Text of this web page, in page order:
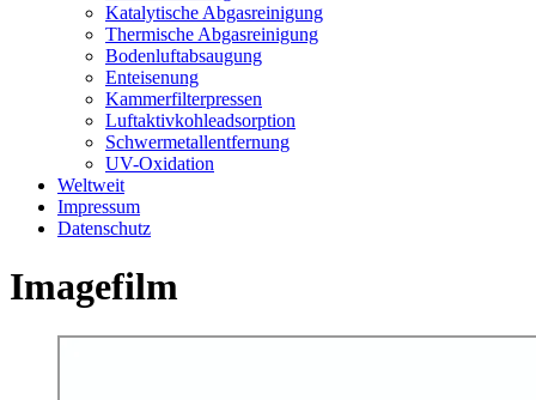
Katalytische Abgasreinigung
Thermische Abgasreinigung
Bodenluftabsaugung
Enteisenung
Kammerfilterpressen
Luftaktivkohleadsorption
Schwermetallentfernung
UV-Oxidation
Weltweit
Impressum
Datenschutz
Imagefilm